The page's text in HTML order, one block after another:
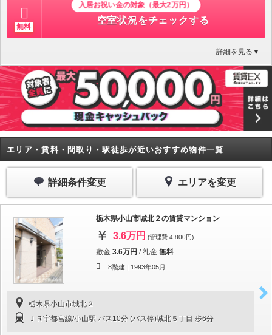
無料
入居お祝い金の対象（最大2万円）
空室状況をチェックする
詳細を見る▼
エリア・賃料・間取り・駅徒歩が近いおすすめ物件一覧
詳細条件変更 エリアを変更
栃木県小山市城北２の賃貸マンション
3.6万円 (管理費 4,800円)
敷金 3.6万円 /礼金 無料
8階建 | 1993年05月
栃木県小山市城北２
ＪＲ宇都宮線/小山駅 バス10分 (バス停)城北５丁目 歩6分